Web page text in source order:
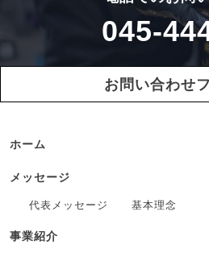
045-
お問い合わせ
ホーム
メッセージ
代表メッセージ 基本理念
事業紹介